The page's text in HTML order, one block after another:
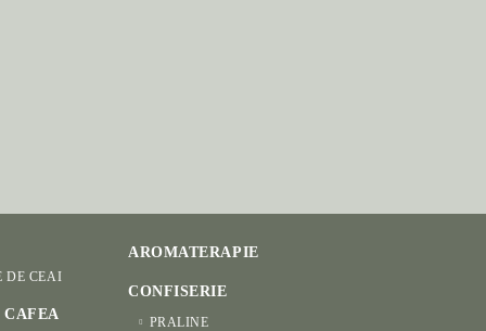
DE CEAI
CAFEA
AROMATERAPIE
CONFISERIE
PRALINE